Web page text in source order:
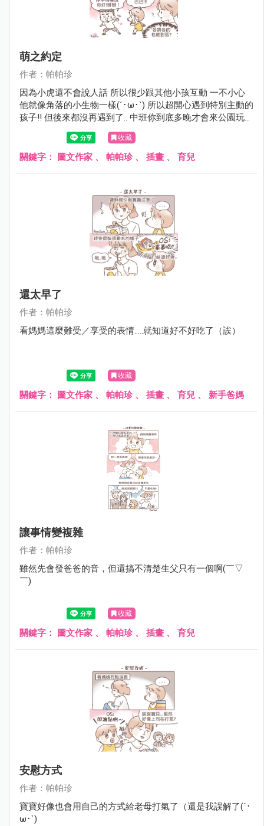
萌之約定
作者：帕帕珍
因為小虎還不會說人話 所以很少跟其他小孩互動 一不小心
他就像角落的小生物一樣(´･ω･`) 所以超開心遇到特別主動的
孩子!! 但後來都沒再遇到了.. 中班你到底多晚才會來公園玩呀
收藏
關鍵字： 圖文作家 、 帕帕珍、 插畫 、 育兒
還太早了
作者：帕帕珍
看媽媽這麼難受／享受的表情.....就知道好不好吃了（誒）
收藏
關鍵字： 圖文作家 、 帕帕珍、 插畫 、 育兒 、 新手爸媽
讓事情變複雜
作者：帕帕珍
雖然先會發爸爸的音，但還搞不清楚生父只有一個啊(￣▽
￣)
收藏
關鍵字： 圖文作家 、 帕帕珍、 插畫 、 育兒
安慰方式
作者：帕帕珍
寶寶好像也會用自己的方式給老母打氣了（還是我誤解了(´･
ω･`)